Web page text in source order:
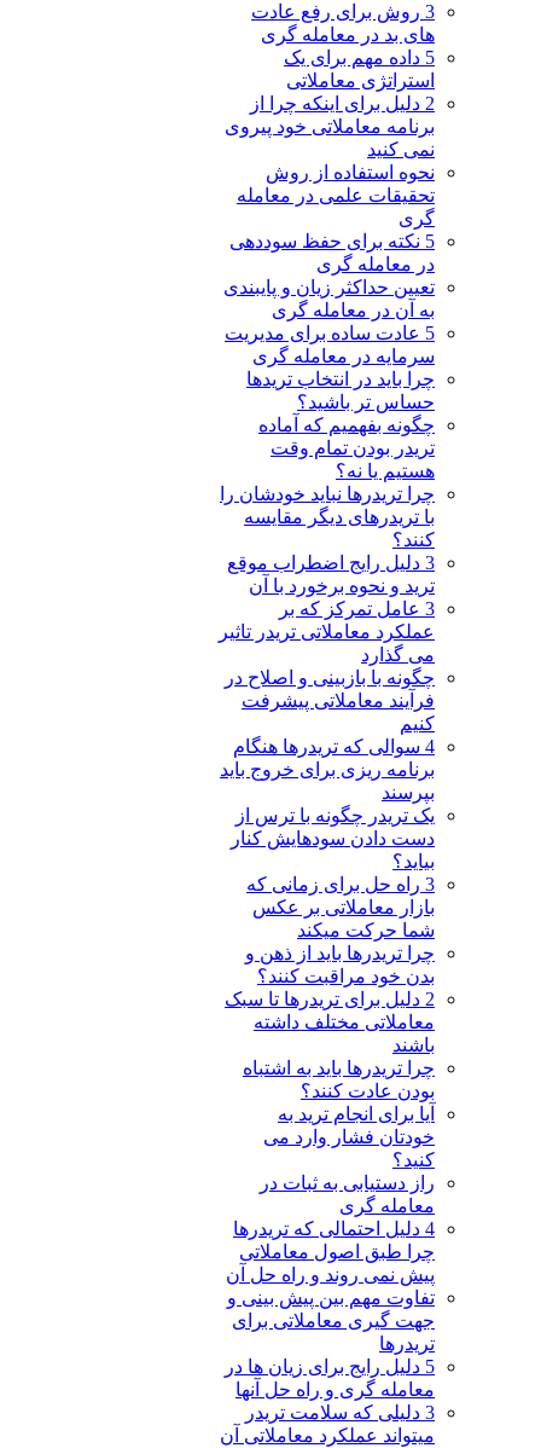
3 روش برای رفع عادت
های بد در معامله گری
5 داده مهم برای یک
استراتژی معاملاتی
2 دلیل برای اینکه چرا از
برنامه معاملاتی خود پیروی
نمی کنید
نحوه استفاده از روش
تحقیقات علمی در معامله
گری
5 نکته برای حفظ سوددهی
در معامله گری
تعیین حداکثر زیان و پایبندی
به آن در معامله گری
5 عادت ساده برای مدیریت
سرمایه در معامله گری
چرا باید در انتخاب تریدها
حساس تر باشید؟
چگونه بفهمیم که آماده
تریدر بودن تمام وقت
هستیم یا نه؟
چرا تریدرها نباید خودشان را
با تریدرهای دیگر مقایسه
کنند؟
3 دلیل رایج اضطراب موقع
ترید و نحوه برخورد با آن
3 عامل تمرکز که بر
عملکرد معاملاتی تریدر تاثیر
می گذارد
چگونه با بازبینی و اصلاح در
فرآیند معاملاتی پیشرفت
کنیم
4 سوالی که تریدرها هنگام
برنامه ریزی برای خروج باید
بپرسند
یک تریدر چگونه با ترس از
دست دادن سودهایش کنار
بیاید؟
3 راه حل برای زمانی که
بازار معاملاتی بر عکس
شما حرکت میکند
چرا تریدرها باید از ذهن و
بدن خود مراقبت کنند؟
2 دلیل برای تریدرها تا سبک
معاملاتی مختلف داشته
باشند
چرا تریدرها باید به اشتباه
بودن عادت کنند؟
آیا برای انجام ترید به
خودتان فشار وارد می
کنید؟
راز دستیابی به ثبات در
معامله گری
4 دلیل احتمالی که تریدرها
چرا طبق اصول معاملاتی
پیش نمی روند و راه حل آن
تفاوت مهم بین پیش بینی و
جهت گیری معاملاتی برای
تریدرها
5 دلیل رایج برای زیان ها در
معامله گری و راه حل آنها
3 دلیلی که سلامت تریدر
میتواند عملکرد معاملاتی آن